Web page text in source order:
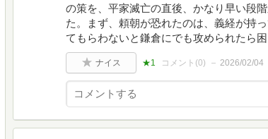
の策を、平家滅亡の直後、かなり早い段
た。まず、頼朝が恐れたのは、義経が持
てもらわないと鎌倉にでも攻められたら困
ナイス ★1 コメント(0) 2026/02/04